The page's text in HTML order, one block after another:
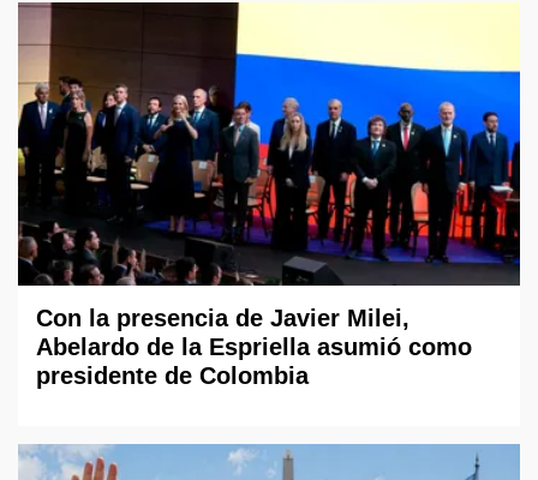
Con la presencia de Javier Milei,
Abelardo de la Espriella asumió como
presidente de Colombia